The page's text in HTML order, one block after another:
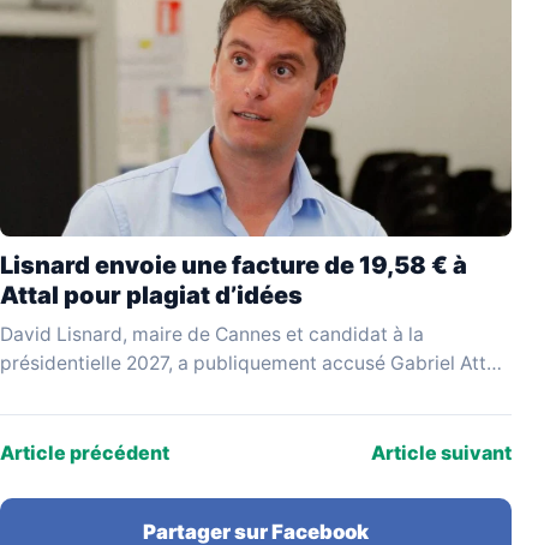
Lisnard envoie une facture de 19,58 € à
Attal pour plagiat d’idées
David Lisnard, maire de Cannes et candidat à la
présidentielle 2027, a publiquement accusé Gabriel Attal
Article précédent Article suivant
Partager sur Facebook